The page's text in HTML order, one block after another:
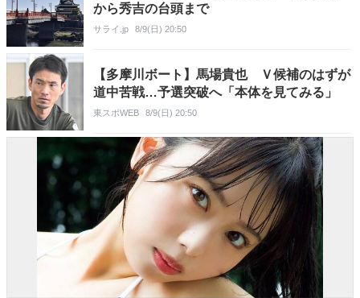
から秀吉の台頭まで
サライ.jp 8/9(日) 20:50
【多摩川ボート】馬場貴也 Ｖ候補のはずが
道中苦戦…予選突破へ「本体を見てみる」
東スポWEB 8/9(日) 20:50